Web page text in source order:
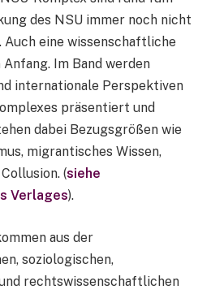
des NSU immer noch nicht
eine wissenschaftliche
Im Band werden
internationale Perspektiven
präsentiert und
dabei Bezugsgrößen wie
migrantisches Wissen,
(siehe
Verlages).
aus der
soziologischen,
rechtswissenschaftlichen